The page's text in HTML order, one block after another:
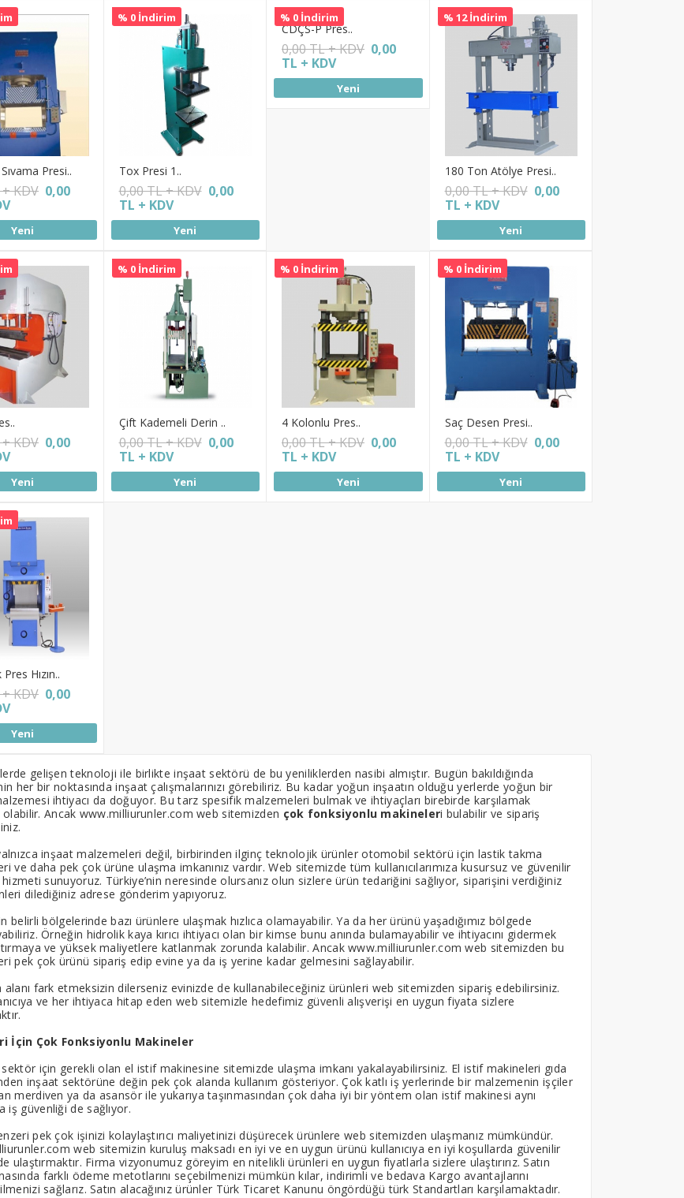
Presi..
KDV 0,00
Yeni
Tox Presi 1..
0,00 TL + KDV 0,00
TL + KDV
Yeni
% 0 İndirim
CDÇS-P Pres..
0,00 TL + KDV 0,00
TL + KDV
Yeni
% 0 İndirim
180 Ton Atölye Presi..
0,00 TL + KDV 0,00
TL + KDV
Yeni
% 12 İndirim
KDV 0,00
Yeni
Çift Kademeli Derin ..
0,00 TL + KDV 0,00
TL + KDV
Yeni
% 0 İndirim
4 Kolonlu Pres..
0,00 TL + KDV 0,00
TL + KDV
Yeni
% 0 İndirim
Saç Desen Presi..
0,00 TL + KDV 0,00
TL + KDV
Yeni
% 0 İndirim
Hızın..
KDV 0,00
Yeni
gelişen teknoloji ile birlikte inşaat sektörü de bu yeniliklerden nasibi almıştır. Bugün bakıldığında
her bir noktasında inşaat çalışmalarınızı görebiliriz. Bu kadar yoğun inşaatın olduğu yerlerde yoğun bir
ihtiyacı da doğuyor. Bu tarz spesifik malzemeleri bulmak ve ihtiyaçları birebirde karşılamak
olabilir. Ancak www.milliurunler.com web sitemizden çok fonksiyonlu makineleri bulabilir ve sipariş
inşaat malzemeleri değil, birbirinden ilginç teknolojik ürünler otomobil sektörü için lastik takma
ve daha pek çok ürüne ulaşma imkanınız vardır. Web sitemizde tüm kullanıcılarımıza kusursuz ve güvenilir
hizmeti sunuyoruz. Türkiye’nin neresinde olursanız olun sizlere ürün tedariğini sağlıyor, siparişini verdiğiniz
dilediğiniz adrese gönderim yapıyoruz.
belirli bölgelerinde bazı ürünlere ulaşmak hızlıca olamayabilir. Ya da her ürünü yaşadığımız bölgede
Örneğin hidrolik kaya kırıcı ihtiyacı olan bir kimse bunu anında bulamayabilir ve ihtiyacını gidermek
ve yüksek maliyetlere katlanmak zorunda kalabilir. Ancak www.milliurunler.com web sitemizden bu
pek çok ürünü sipariş edip evine ya da iş yerine kadar gelmesini sağlayabilir.
alanı fark etmeksizin dilerseniz evinizde de kullanabileceğiniz ürünleri web sitemizden sipariş edebilirsiniz.
ve her ihtiyaca hitap eden web sitemizle hedefimiz güvenli alışverişi en uygun fiyata sizlere
İçin Çok Fonksiyonlu Makineler
için gerekli olan el istif makinesine sitemizde ulaşma imkanı yakalayabilirsiniz. El istif makineleri gıda
inşaat sektörüne değin pek çok alanda kullanım gösteriyor. Çok katlı iş yerlerinde bir malzemenin işçiler
merdiven ya da asansör ile yukarıya taşınmasından çok daha iyi bir yöntem olan istif makinesi aynı
iş güvenliği de sağlıyor.
pek çok işinizi kolaylaştırıcı maliyetinizi düşürecek ürünlere web sitemizden ulaşmanız mümkündür.
web sitemizin kuruluş maksadı en iyi ve en uygun ürünü kullanıcıya en iyi koşullarda güvenilir
ulaştırmaktır. Firma vizyonumuz göreyim en nitelikli ürünleri en uygun fiyatlarla sizlere ulaştırırız. Satın
farklı ödeme metotlarını seçebilmenizi mümkün kılar, indirimli ve bedava Kargo avantajlarını
sağlarız. Satın alacağınız ürünler Türk Ticaret Kanunu öngördüğü türk Standartları karşılamaktadır.